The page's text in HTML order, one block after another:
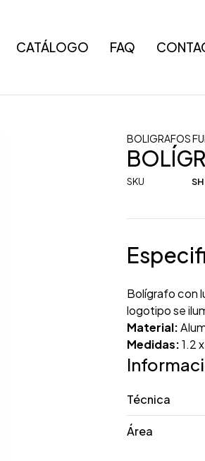
CATÁLOGO FAQ
BOLIGRAFOS
SKU
Bolígrafo con
logotipo se
Material:
Medidas:1.2
Técnica
Área